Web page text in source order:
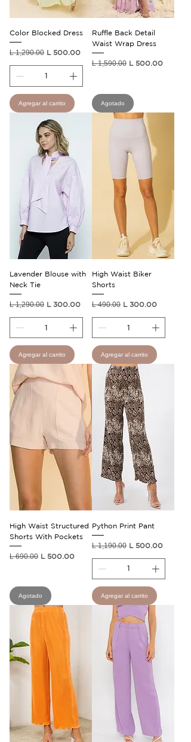
Color Blocked Dress
Precio
L 1,290.00 Precio de oferta
L 500.00
Agregar al carrito
Ruffle Back Detail
Waist Wrap Dress
Precio
L 1,590.00 Precio de oferta
L 500.00
Agotado
Lavender Blouse with
Neck Tie
Precio
L 1,290.00 Precio de oferta
L 300.00
Agregar al carrito
High Waist Biker
Shorts
Precio
L 490.00 Precio de oferta
L 300.00
Agregar al carrito
High Waist Structured
Shorts With Pockets
Precio
L 690.00 Precio de oferta
L 500.00
Agotado
Python Print Pant
Precio
L 1,190.00 Precio de oferta
L 500.00
Agregar al carrito